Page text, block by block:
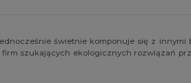
świetnie komponuje się z
szukających ekologicznych rozwiązań